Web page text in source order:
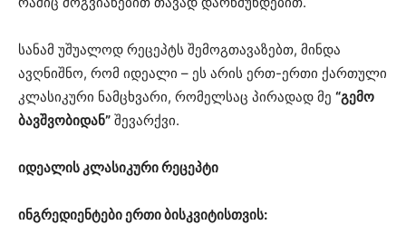
სანამ უშუალოდ რეცეპტს შემოგთავაზებთ, მინდა
ავღნიშნო, რომ იდეალი – ეს არის ერთ-ერთი ქართული
კლასიკური ნამცხვარი, რომელსაც პირადად მე “გემო
ბავშვობიდან” შევარქვი.
იდეალის კლასიკური რეცეპტი
ინგრედიენტები ერთი ბისკვიტისთვის: